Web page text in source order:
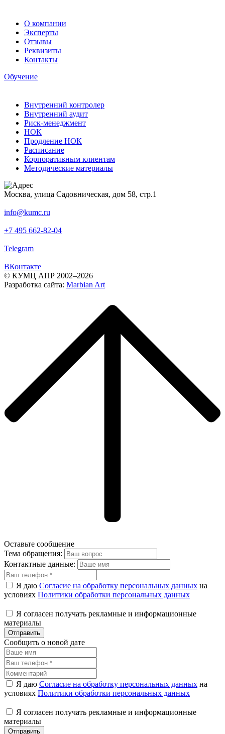
О компании
Эксперты
Отзывы
Реквизиты
Контакты
Обучение
Внутренний контролер
Внутренний аудит
Риск-менеджмент
НОК
Продление НОК
Расписание
Корпоративным клиентам
Методические материалы
Москва, улица Садовническая, дом 58, стр.1
info@kumc.ru
+7 495 662-82-04
Telegram
ВКонтакте
© КУМЦ АПР 2002–2026
Разработка сайта: Marbian Art
Оставьте сообщение
Тема обращения:
Контактные данные:
Я даю Согласие на обработку персональных данных на
условиях Политики обработки персональных данных
Я согласен получать рекламные и информационные
материалы
Отправить
Сообщить о новой дате
Я даю Согласие на обработку персональных данных на
условиях Политики обработки персональных данных
Я согласен получать рекламные и информационные
материалы
Отправить